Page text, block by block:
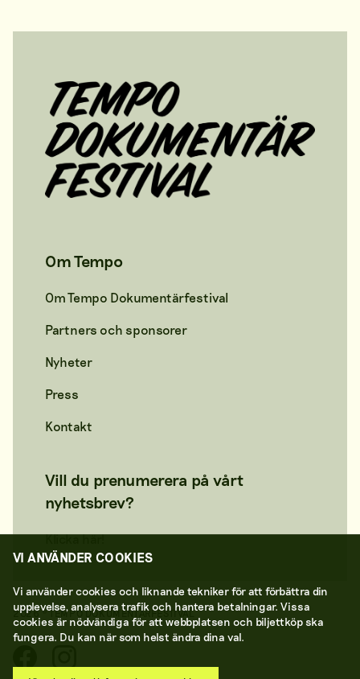
Om Tempo
Om Tempo Dokumentärfestival
Partners och sponsorer
Nyheter
Press
Kontakt
Vill du prenumerera på vårt
nyhetsbrev?
Klicka här!
2026 © TEMPO DOKUMENTÄRFESTIVAL
VI ANVÄNDER COOKIES
Vi använder cookies och liknande tekniker för att förbättra din
upplevelse, analysera trafik och hantera betalningar. Vissa
cookies är nödvändiga för att webbplatsen och biljettköp ska
fungera. Du kan när som helst ändra dina val.